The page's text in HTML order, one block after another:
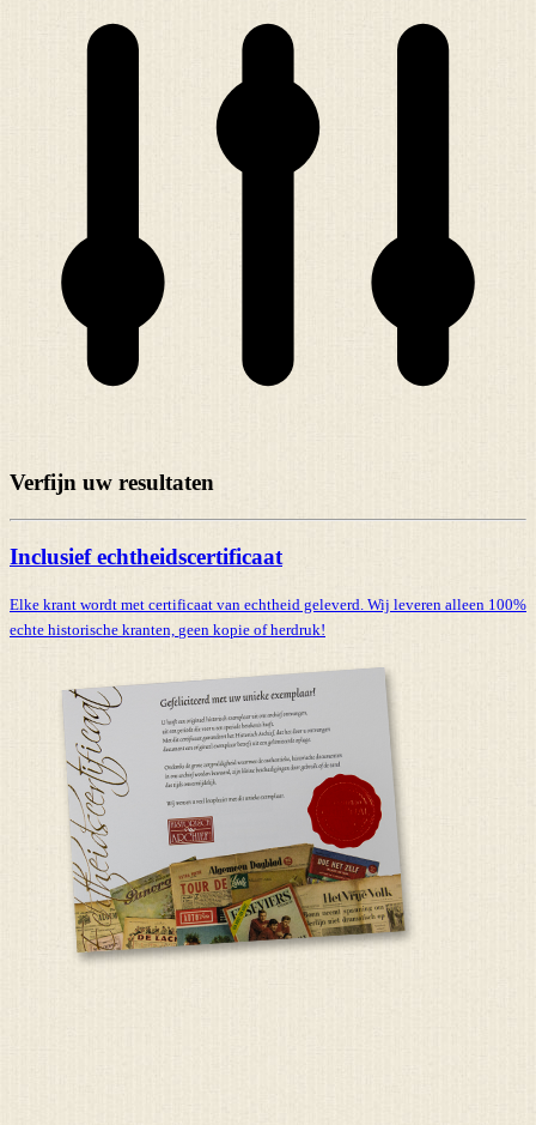
Verfijn uw resultaten
Inclusief echtheidscertificaat
Elke krant wordt met certificaat van echtheid geleverd. Wij leveren alleen 100%
echte historische kranten, geen kopie of herdruk!